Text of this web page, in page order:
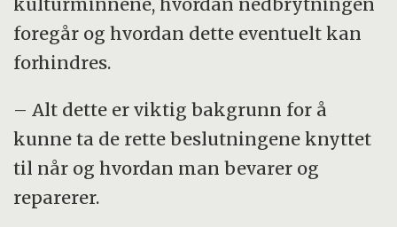
foregår og hvordan dette eventuelt kan
forhindres.
– Alt dette er viktig bakgrunn for å
kunne ta de rette beslutningene knyttet
til når og hvordan man bevarer og
reparerer.